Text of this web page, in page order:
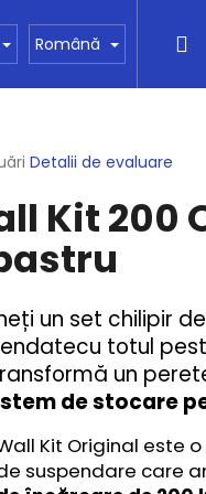
Română
Detalii de evaluare
Kit 200
un set chilipir
cu totul
un
de stocare
Kit Original este
suspendare care